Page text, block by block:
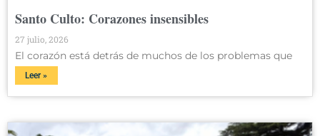
Santo Culto: Corazones insensibles
27 julio, 2026
El corazón está detrás de muchos de los problemas que
Leer »